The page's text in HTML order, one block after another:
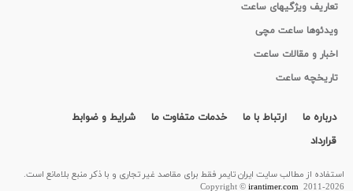
تعاریف ویژگیهای ساعت
ویدئوها ساعت مچی
اخبار و مقالات ساعت
تاریخچه ساعت
درباره ما ارتباط با ما خدمات متفاوت ما
شرایط و ضوابط
قرارداد
استفاده از مطالب سايت ایران تایمر فقط برای مقاصد غیر تجاری و با ذکر منبع بلامانع است.
Copyright ©irantimer.com2011-2026